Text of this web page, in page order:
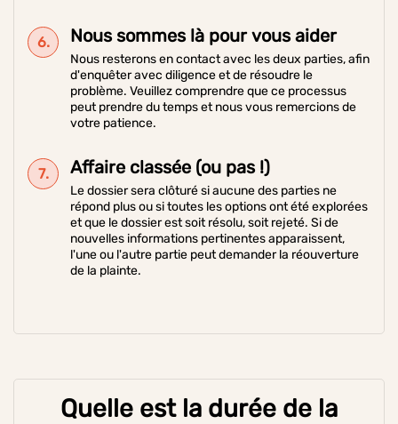
Nous sommes là pour vous aider
Nous resterons en contact avec les deux parties, afin
d'enquêter avec diligence et de résoudre le
problème. Veuillez comprendre que ce processus
peut prendre du temps et nous vous remercions de
votre patience.
Affaire classée (ou pas !)
Le dossier sera clôturé si aucune des parties ne
répond plus ou si toutes les options ont été explorées
et que le dossier est soit résolu, soit rejeté. Si de
nouvelles informations pertinentes apparaissent,
l'une ou l'autre partie peut demander la réouverture
de la plainte.
Quelle est la durée de la